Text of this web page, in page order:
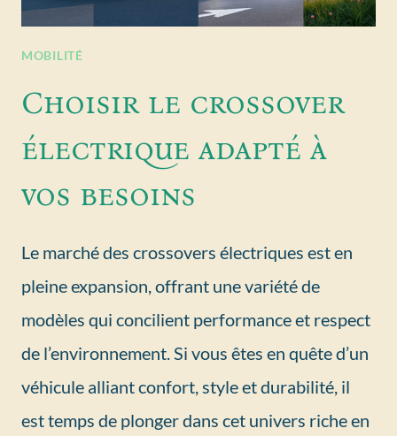
MOBILITÉ
Choisir le crossover
électrique adapté à
vos besoins
Le marché des crossovers électriques est en
pleine expansion, offrant une variété de
modèles qui concilient performance et respect
de l’environnement. Si vous êtes en quête d’un
véhicule alliant confort, style et durabilité, il
est temps de plonger dans cet univers riche en